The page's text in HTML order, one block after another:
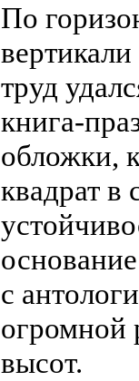
По
труд
книга-
обложки,
квадрат в
с
огромной
высот.